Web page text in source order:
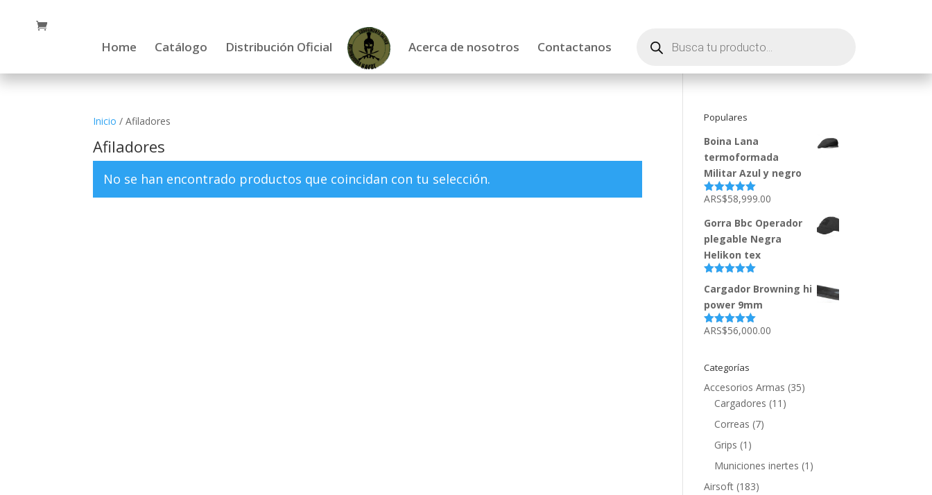
Home Catálogo Distribución Oficial Acerca de nosotros Contactanos productos
Inicio / Afiladores
Afiladores
No se han encontrado productos que coincidan con tu selección.
Populares
Boina Lana
termoformada
Militar Azul y negro
Valorado
5
ARS$58,999.00
Gorra Bbc Operador
plegable Negra
Helikon tex
con5.00de
5
Cargador Browning hi
power 9mm
Valorado
ARS$56,000.00
Categorías
Accesorios Armas (35)
Cargadores (11)
Correas (7)
Grips (1)
Municiones inertes (1)
Airsoft (183)